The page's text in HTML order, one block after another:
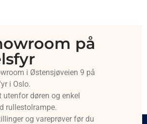
på
i Østensjøveien 9 på
i Oslo.
utenfor døren og enkel
rullestolrampe.
og vareprøver før du